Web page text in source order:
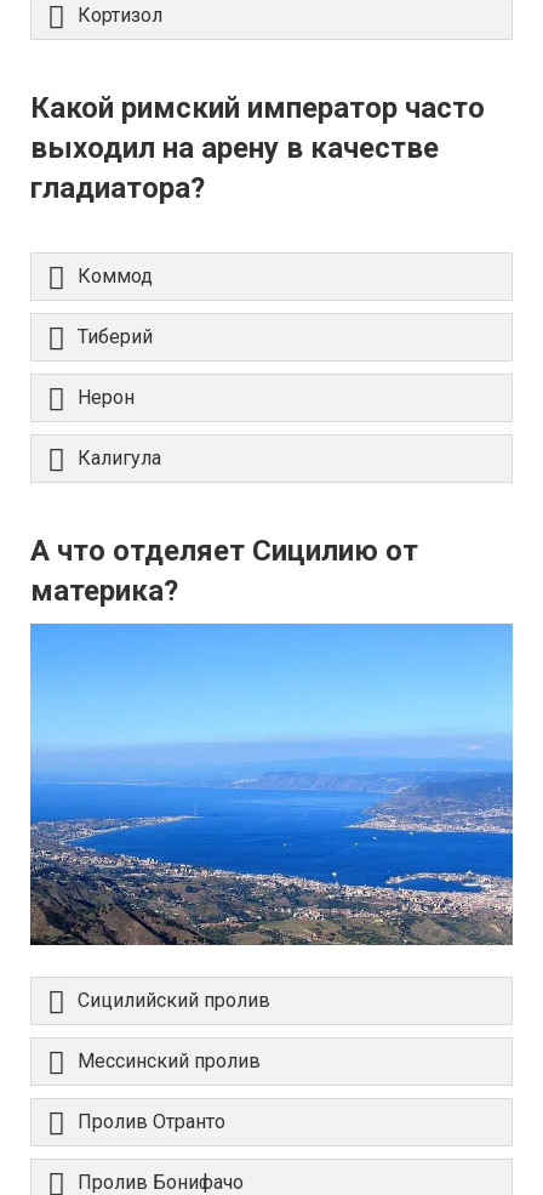
Кортизол
Какой римский император часто
выходил на арену в качестве
гладиатора?
Коммод
Тиберий
Нерон
Калигула
А что отделяет Сицилию от
материка?
Сицилийский пролив
Мессинский пролив
Пролив Отранто
Пролив Бонифачо